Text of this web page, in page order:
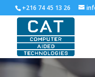
+216 74 45 13 26